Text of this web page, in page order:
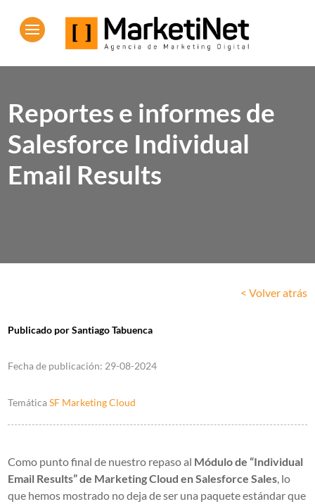
Reportes e informes de
Salesforce Individual
Email Results
< Volver atrás
Publicado porSantiago Tabuenca
Fecha de publicación:29-08-2024
TemáticaSF Marketing Cloud
Como punto final de nuestro repaso al Módulo de “Individual
Email Results” de Marketing Cloud en Salesforce Sales, lo
que hemos mostrado no deja de ser una paquete estándar que